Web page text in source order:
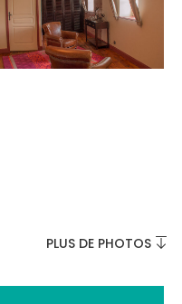
FAIRE
PLUS DE PHOTOS